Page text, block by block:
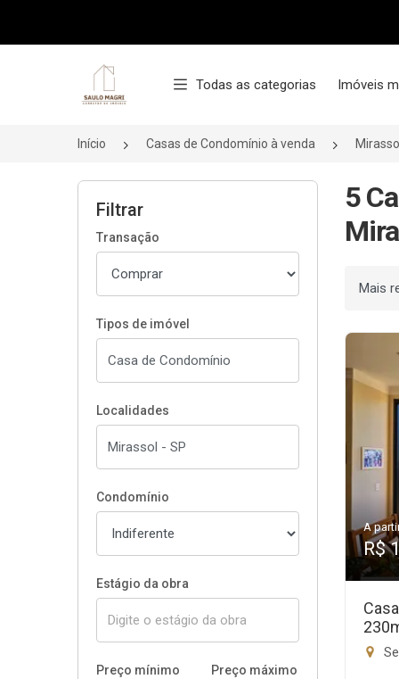
Página inicial
Todas as categorias Imóveis
Início Casas de Condomínio à venda
Filtrar
Transação
Tipos de imóvel
Localidades
Condomínio
Estágio da obra
Preço mínimo Preço máximo
5
A
R$